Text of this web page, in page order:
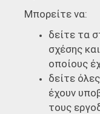
Μπορείτε να:
δείτε τα
σχέσης
οποίους
δείτε
έχουν
τους